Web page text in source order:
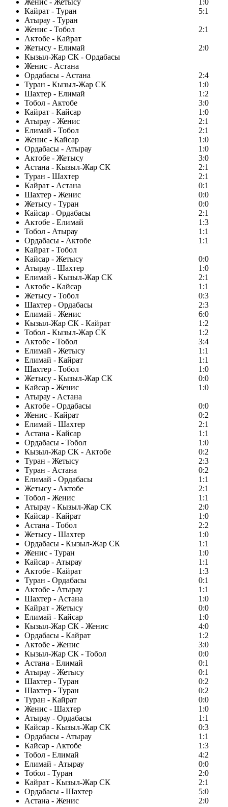
Женис - Жетысу
1:0
Кайрат - Туран
5:1
Атырау - Туран
Женис - Тобол
2:1
Актобе - Кайрат
Жетысу - Елимай
2:0
Кызыл-Жар СК - Ордабасы
Женис - Астана
Ордабасы - Астана
2:4
Туран - Кызыл-Жар СК
1:0
Шахтер - Елимай
1:2
Тобол - Актобе
3:0
Кайрат - Кайсар
1:0
Атырау - Женис
2:1
Елимай - Тобол
2:1
Женис - Кайсар
1:0
Ордабасы - Атырау
1:0
Актобе - Жетысу
3:0
Астана - Кызыл-Жар СК
2:1
Туран - Шахтер
2:1
Кайрат - Астана
0:1
Шахтер - Женис
0:0
Жетысу - Туран
0:0
Кайсар - Ордабасы
2:1
Актобе - Елимай
1:3
Тобол - Атырау
1:1
Ордабасы - Актобе
1:1
Кайрат - Тобол
Кайсар - Жетысу
0:0
Атырау - Шахтер
1:0
Елимай - Кызыл-Жар СК
2:1
Актобе - Кайсар
1:1
Жетысу - Тобол
0:3
Шахтер - Ордабасы
2:3
Елимай - Женис
6:0
Кызыл-Жар СК - Кайрат
1:2
Тобол - Кызыл-Жар СК
1:2
Актобе - Тобол
3:4
Елимай - Жетысу
1:1
Елимай - Кайрат
1:1
Шахтер - Тобол
1:0
Жетысу - Кызыл-Жар СК
0:0
Кайсар - Женис
1:0
Атырау - Астана
Актобе - Ордабасы
0:0
Женис - Кайрат
0:2
Елимай - Шахтер
2:1
Астана - Кайсар
1:1
Ордабасы - Тобол
1:0
Кызыл-Жар СК - Актобе
0:2
Туран - Жетысу
2:3
Туран - Астана
0:2
Елимай - Ордабасы
1:1
Жетысу - Актобе
2:1
Тобол - Женис
1:1
Атырау - Кызыл-Жар СК
2:0
Кайсар - Кайрат
1:0
Астана - Тобол
2:2
Жетысу - Шахтер
1:0
Ордабасы - Кызыл-Жар СК
1:1
Женис - Туран
1:0
Кайсар - Атырау
1:1
Актобе - Кайрат
1:3
Туран - Ордабасы
0:1
Актобе - Атырау
1:1
Шахтер - Астана
1:0
Кайрат - Жетысу
0:0
Елимай - Кайсар
1:0
Кызыл-Жар СК - Женис
4:0
Ордабасы - Кайрат
1:2
Актобе - Женис
3:0
Кызыл-Жар СК - Тобол
0:0
Астана - Елимай
0:1
Атырау - Жетысу
0:1
Шахтер - Туран
0:2
Шахтер - Туран
0:2
Туран - Кайрат
0:0
Женис - Шахтер
1:0
Атырау - Ордабасы
1:1
Кайсар - Кызыл-Жар СК
0:3
Ордабасы - Атырау
1:1
Кайсар - Актобе
1:3
Тобол - Елимай
4:2
Елимай - Атырау
0:0
Тобол - Туран
2:0
Кайрат - Кызыл-Жар СК
2:1
Ордабасы - Шахтер
5:0
Астана - Женис
2:0